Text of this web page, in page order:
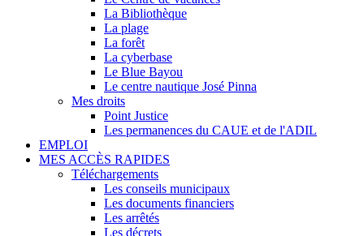
La Bibliothèque
La plage
La forêt
La cyberbase
Le Blue Bayou
Le centre nautique José Pinna
Mes droits
Point Justice
Les permanences du CAUE et de l'ADIL
EMPLOI
MES ACCÈS RAPIDES
Téléchargements
Les conseils municipaux
Les documents financiers
Les arrêtés
Les décrets